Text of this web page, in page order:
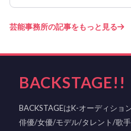
芸能事務所の記事をもっと見る
BACKSTAGE!!
BACKSTAGEはK-オーディショ
俳優/女優/モデル/タレント/歌